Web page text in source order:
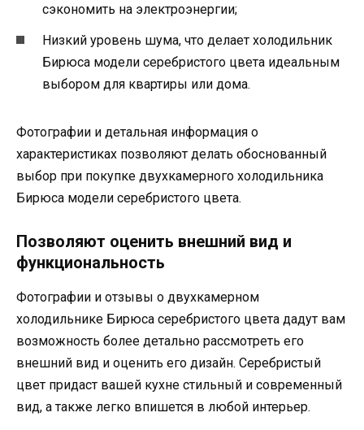
сэкономить на электроэнергии;
Низкий уровень шума, что делает холодильник
Бирюса модели серебристого цвета идеальным
выбором для квартиры или дома.
Фотографии и детальная информация о
характеристиках позволяют делать обоснованный
выбор при покупке двухкамерного холодильника
Бирюса модели серебристого цвета.
Позволяют оценить внешний вид и
функциональность
Фотографии и отзывы о двухкамерном
холодильнике Бирюса серебристого цвета дадут вам
возможность более детально рассмотреть его
внешний вид и оценить его дизайн. Серебристый
цвет придаст вашей кухне стильный и современный
вид, а также легко впишется в любой интерьер.